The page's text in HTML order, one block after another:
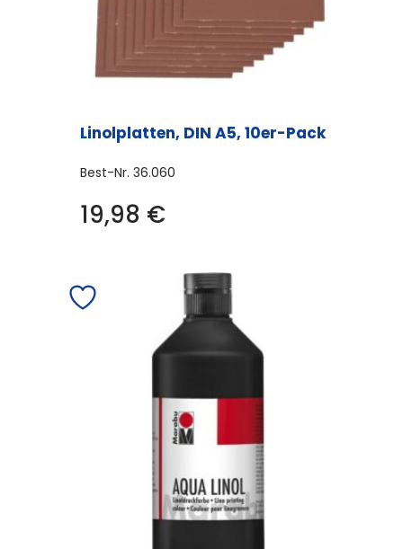
Linolplatten, DIN A5, 10er-Pack
Best-Nr. 36.060
19,98 €